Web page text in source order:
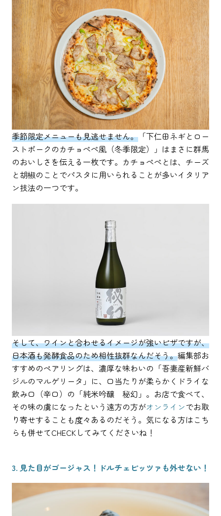
季節限定メニューも見逃せません。 「下仁田ネギとロー
ストポークのカチョぺぺ風（冬季限定）」はまさに群馬
のおいしさを伝える一枚です。カチョぺぺとは、チーズ
と胡椒のことでパスタに用いられることが多いイタリア
ン技法の一つです。
そして、ワインと合わせるイメージが強いピザですが、
日本酒も発酵食品のため相性抜群なんだそう。編集部お
すすめのペアリングは、濃厚な味わいの「吾妻産新鮮バ
ジルのマルゲリータ」に、口当たりが柔らかくドライな
飲み口（辛口）の「純米吟醸 秘幻」。お店で食べて、
その味の虜になったという遠方の方がオンラインでお取
り寄せすることも度々あるのだそう。気になる方はこち
らも併せてCHECKしてみてくださいね！
3. 見た目がゴージャス！ドルチェピッツァも外せない！